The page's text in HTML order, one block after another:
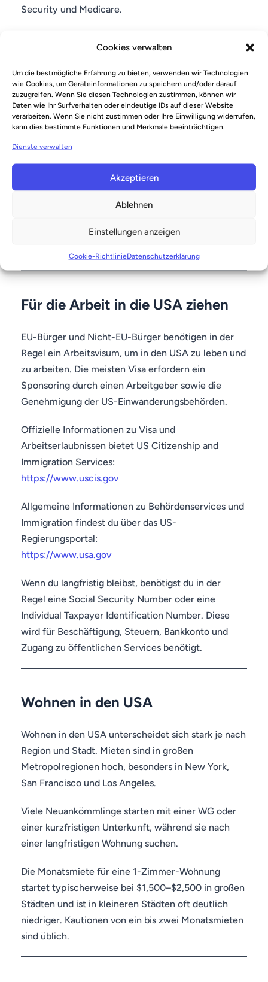
Cookies verwalten
Um die bestmögliche Erfahrung zu bieten, verwenden wir Technologien
wie Cookies, um Geräteinformationen zu speichern und/oder darauf
zuzugreifen. Wenn Sie diesen Technologien zustimmen, können wir
Daten wie Ihr Surfverhalten oder eindeutige IDs auf dieser Website
verarbeiten. Wenn Sie nicht zustimmen oder Ihre Einwilligung widerrufen,
kann dies bestimmte Funktionen und Merkmale beeinträchtigen.
Dienste verwalten
Akzeptieren
Ablehnen
Einstellungen anzeigen
Cookie-RichtlinieDatenschutzerklärung
Security und Medicare.
https://www.irs.gov
Für die Arbeit in die USA ziehen
EU-Bürger und Nicht-EU-Bürger benötigen in der
Regel ein Arbeitsvisum, um in den USA zu leben und
zu arbeiten. Die meisten Visa erfordern ein
Sponsoring durch einen Arbeitgeber sowie die
Genehmigung der US-Einwanderungsbehörden.
Offizielle Informationen zu Visa und
Arbeitserlaubnissen bietet US Citizenship and
Immigration Services:
https://www.uscis.gov
Allgemeine Informationen zu Behördenservices und
Immigration findest du über das US-
Regierungsportal:
https://www.usa.gov
Wenn du langfristig bleibst, benötigst du in der
Regel eine Social Security Number oder eine
Individual Taxpayer Identification Number. Diese
wird für Beschäftigung, Steuern, Bankkonto und
Zugang zu öffentlichen Services benötigt.
Wohnen in den USA
Wohnen in den USA unterscheidet sich stark je nach
Region und Stadt. Mieten sind in großen
Metropolregionen hoch, besonders in New York,
San Francisco und Los Angeles.
Viele Neuankömmlinge starten mit einer WG oder
einer kurzfristigen Unterkunft, während sie nach
einer langfristigen Wohnung suchen.
Die Monatsmiete für eine 1-Zimmer-Wohnung
startet typischerweise bei $1,500–$2,500 in großen
Städten und ist in kleineren Städten oft deutlich
niedriger. Kautionen von ein bis zwei Monatsmieten
sind üblich.